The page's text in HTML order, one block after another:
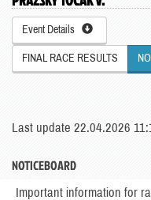
Event Details
FINAL RACE RESULTS
Last update 22.04.2026
NOTICEBOARD
Important information for